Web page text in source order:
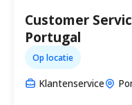
Customer
Portugal
Op locatie
Klantenservice